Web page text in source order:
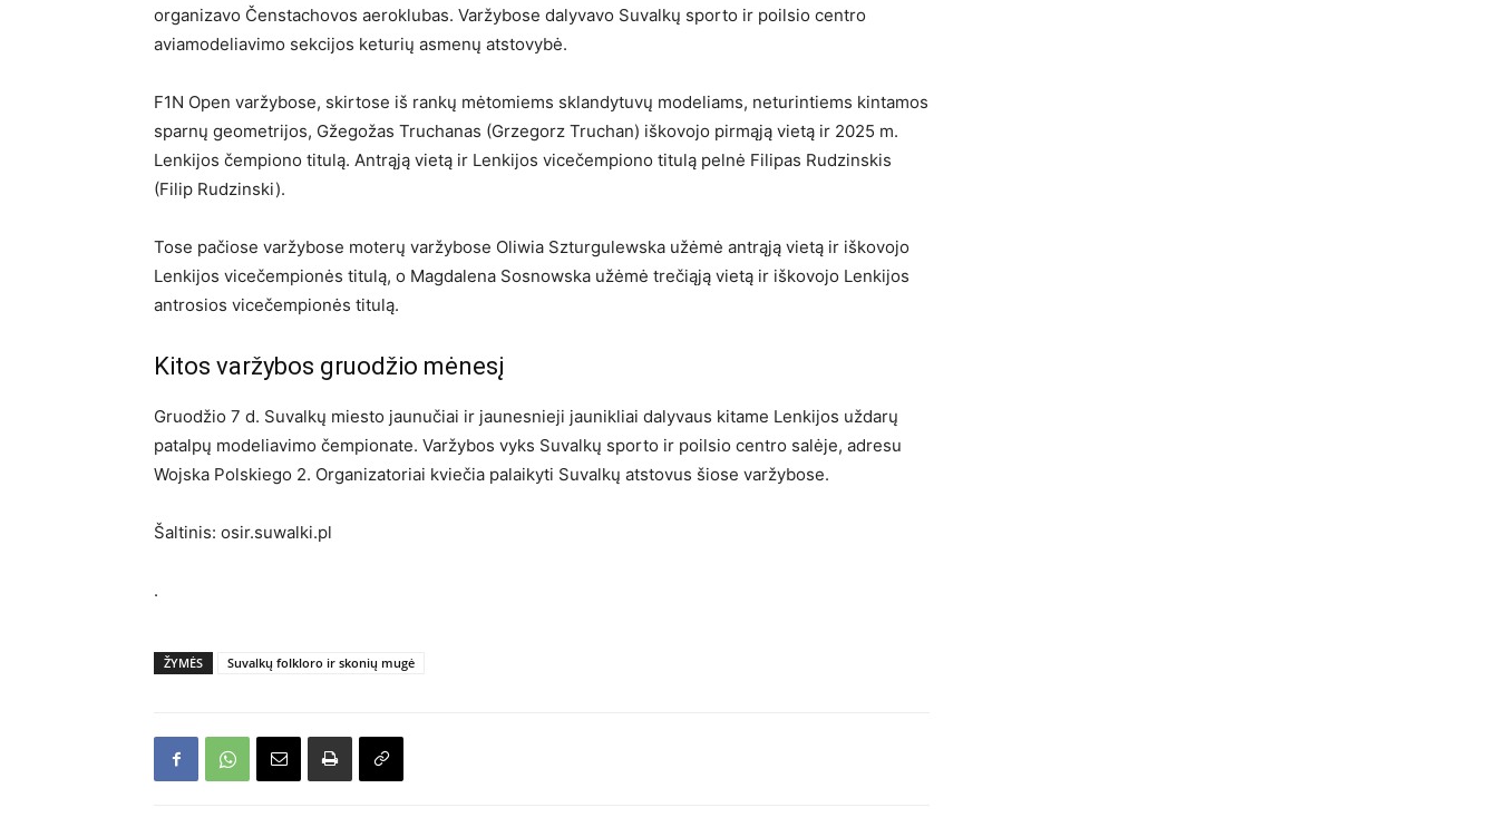
organizavo Čenstachovos aeroklubas. Varžybose dalyvavo Suvalkų sporto ir poilsio centro
aviamodeliavimo sekcijos keturių asmenų atstovybė.
F1N Open varžybose, skirtose iš rankų mėtomiems sklandytuvų modeliams, neturintiems kintamos
sparnų geometrijos, Gžegožas Truchanas (Grzegorz Truchan) iškovojo pirmąją vietą ir 2025 m.
Lenkijos čempiono titulą. Antrąją vietą ir Lenkijos vicečempiono titulą pelnė Filipas Rudzinskis
(Filip Rudzinski).
Tose pačiose varžybose moterų varžybose Oliwia Szturgulewska užėmė antrąją vietą ir iškovojo
Lenkijos vicečempionės titulą, o Magdalena Sosnowska užėmė trečiąją vietą ir iškovojo Lenkijos
antrosios vicečempionės titulą.
Kitos varžybos gruodžio mėnesį
Gruodžio 7 d. Suvalkų miesto jaunučiai ir jaunesnieji jaunikliai dalyvaus kitame Lenkijos uždarų
patalpų modeliavimo čempionate. Varžybos vyks Suvalkų sporto ir poilsio centro salėje, adresu
Wojska Polskiego 2. Organizatoriai kviečia palaikyti Suvalkų atstovus šiose varžybose.
Šaltinis: osir.suwalki.pl
.
ŽYMĖS Suvalkų folkloro ir skonių mugė